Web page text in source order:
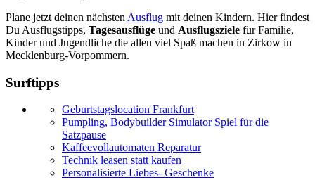
Plane jetzt deinen nächsten Ausflug mit deinen Kindern. Hier findest
Du Ausflugstipps, Tagesausflüge und Ausflugsziele für Familie,
Kinder und Jugendliche die allen viel Spaß machen in Zirkow in
Mecklenburg-Vorpommern.
Surftipps
Geburtstagslocation Frankfurt
Pumpling, Bodybuilder Simulator Spiel für die
Satzpause
Kaffeevollautomaten Reparatur
Technik leasen statt kaufen
Personalisierte Liebes- Geschenke